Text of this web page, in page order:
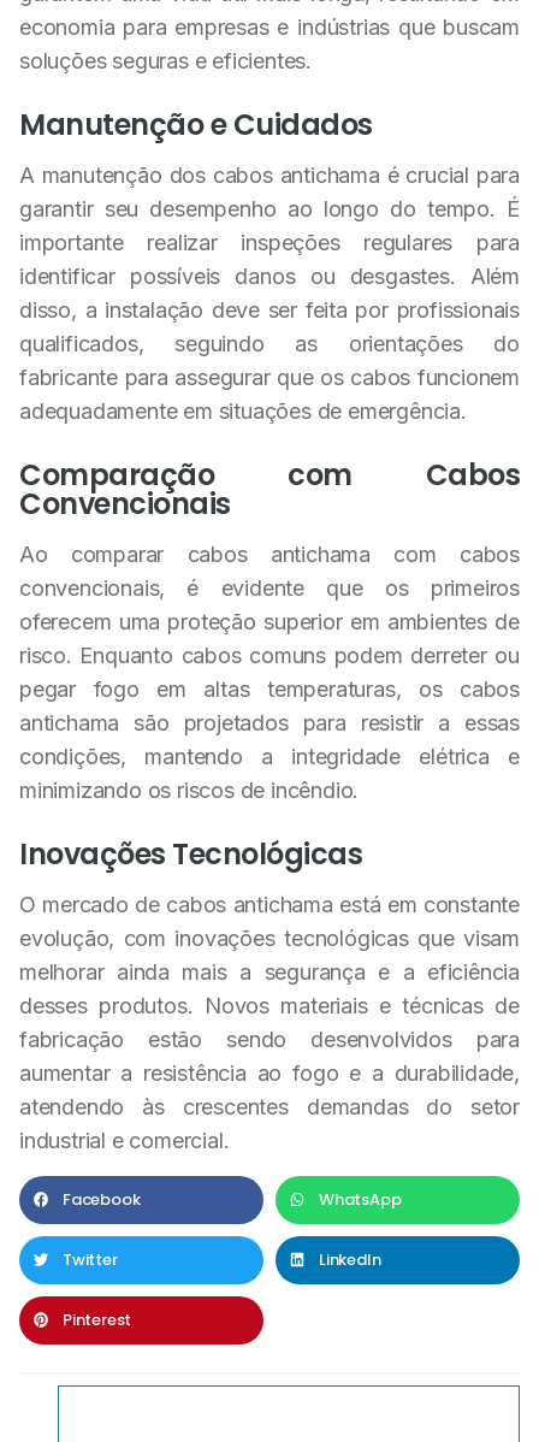
economia para empresas e indústrias que buscam
soluções seguras e eficientes.
Manutenção e Cuidados
A manutenção dos cabos antichama é crucial para
garantir seu desempenho ao longo do tempo. É
importante realizar inspeções regulares para
identificar possíveis danos ou desgastes. Além
disso, a instalação deve ser feita por profissionais
qualificados, seguindo as orientações do
fabricante para assegurar que os cabos funcionem
adequadamente em situações de emergência.
Comparação com Cabos
Convencionais
Ao comparar cabos antichama com cabos
convencionais, é evidente que os primeiros
oferecem uma proteção superior em ambientes de
risco. Enquanto cabos comuns podem derreter ou
pegar fogo em altas temperaturas, os cabos
antichama são projetados para resistir a essas
condições, mantendo a integridade elétrica e
minimizando os riscos de incêndio.
Inovações Tecnológicas
O mercado de cabos antichama está em constante
evolução, com inovações tecnológicas que visam
melhorar ainda mais a segurança e a eficiência
desses produtos. Novos materiais e técnicas de
fabricação estão sendo desenvolvidos para
aumentar a resistência ao fogo e a durabilidade,
atendendo às crescentes demandas do setor
industrial e comercial.
Facebook WhatsApp
Twitter LinkedIn
Pinterest